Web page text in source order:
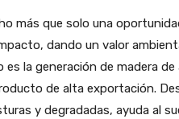
más que solo una
dando un valor
la generación de madera de
de alta exportación.
y degradadas, ayuda al